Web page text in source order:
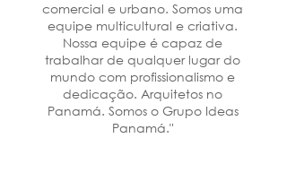
comercial e urbano. Somos uma
equipe multicultural e criativa.
Nossa equipe é capaz de
trabalhar de qualquer lugar do
mundo com profissionalismo e
dedicação. Arquitetos no
Panamá. Somos o Grupo Ideas
Panamá."